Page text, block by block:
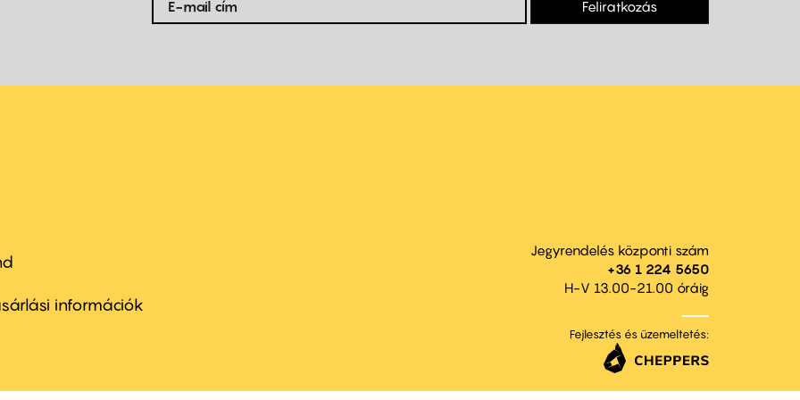
Feliratkozás
információk
Jegyrendelés központi szám
+36 1 224 5650
H-V 13.00-21.00 óráig
Fejlesztés és üzemeltetés: